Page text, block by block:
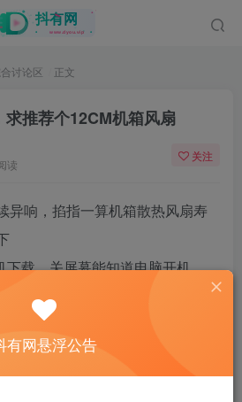
讨论区 正文
求推荐个12CM机箱风扇
读
关注
异响，掐指一算机箱散热风扇寿
下载，关屏幕能知道电脑开机。
右出，该风扇从机箱外吸气，吹向
进气风扇。
，价格控制在50元内吧。
有网悬浮公告